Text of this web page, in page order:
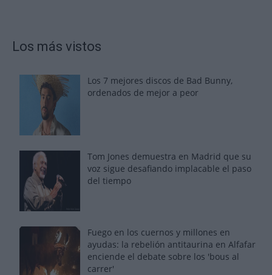
Los más vistos
Los 7 mejores discos de Bad Bunny,
ordenados de mejor a peor
Tom Jones demuestra en Madrid que su
voz sigue desafiando implacable el paso
del tiempo
Fuego en los cuernos y millones en
ayudas: la rebelión antitaurina en Alfafar
enciende el debate sobre los 'bous al
carrer'